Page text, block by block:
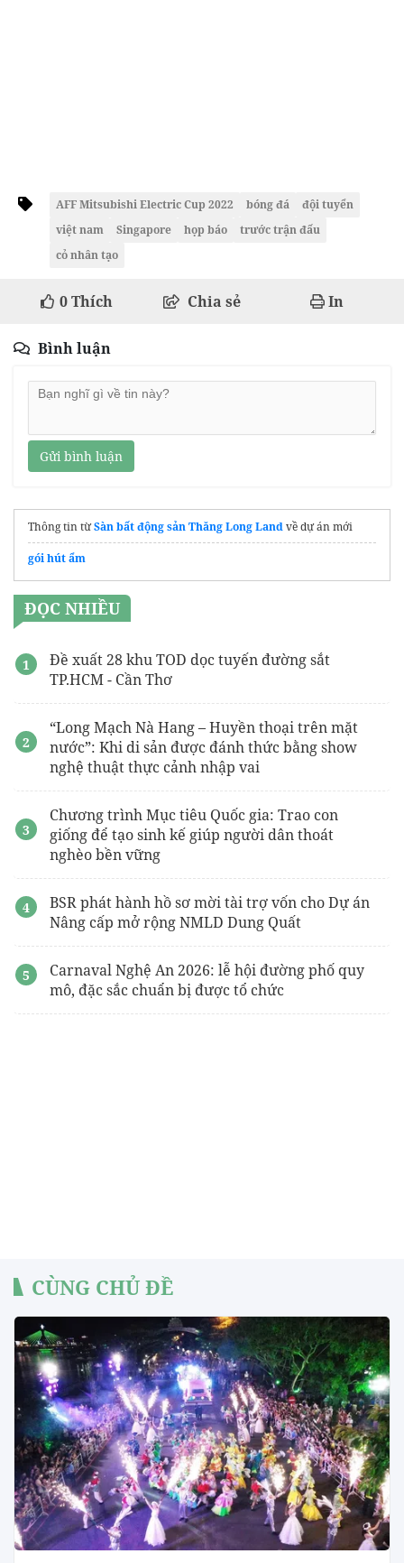
AFF Mitsubishi Electric Cup 2022 bóng đá
đội tuyển
việt nam
Singapore họp báo
trước trận đấu
cỏ nhân tạo
0Thích Chia sẻ In
Bình luận
Gửi bình luận
Thông tin từSàn bất động sản Thăng Long Landvề dự án mới
gói hút ẩm
ĐỌC NHIỀU
Đề xuất 28 khu TOD dọc tuyến đường sắt
TP.HCM - Cần Thơ
“Long Mạch Nà Hang – Huyền thoại trên mặt
nước”: Khi di sản được đánh thức bằng show
nghệ thuật thực cảnh nhập vai
Chương trình Mục tiêu Quốc gia: Trao con
giống để tạo sinh kế giúp người dân thoát
nghèo bền vững
BSR phát hành hồ sơ mời tài trợ vốn cho Dự án
Nâng cấp mở rộng NMLD Dung Quất
Carnaval Nghệ An 2026: lễ hội đường phố quy
mô, đặc sắc chuẩn bị được tổ chức
CÙNG CHỦ ĐỀ